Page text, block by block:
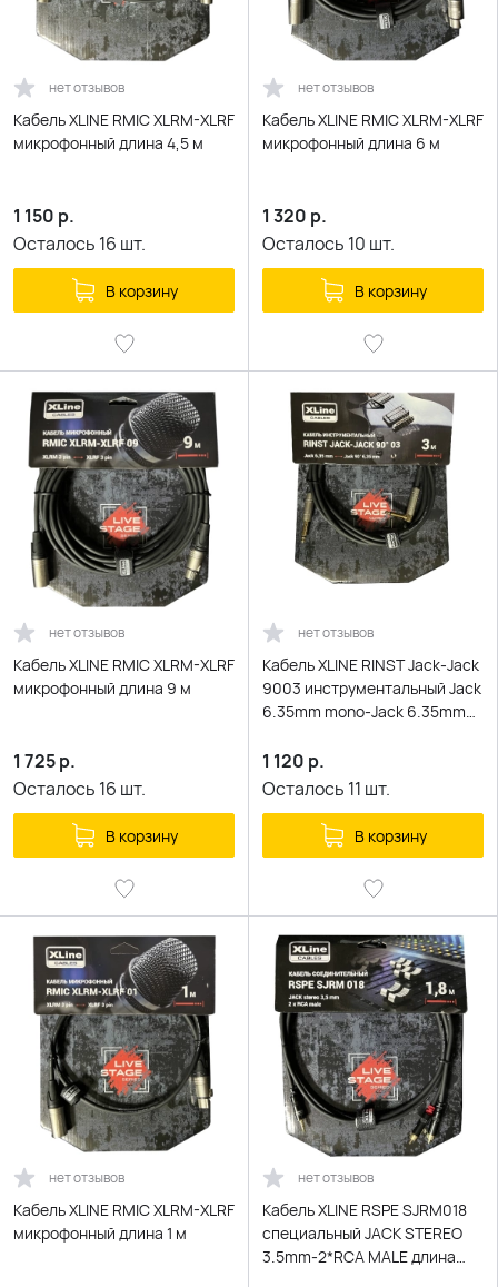
нет отзывов
Кабель XLINE RMIC XLRM-XLRF
микрофонный длина 4,5 м
1 150 р.
Осталось 16 шт.
В корзину
нет отзывов
Кабель XLINE RMIC XLRM-XLRF
микрофонный длина 6 м
1 320 р.
Осталось 10 шт.
В корзину
нет отзывов
Кабель XLINE RMIC XLRM-XLRF
микрофонный длина 9 м
1 725р.
Осталось 16 шт.
В корзину
нет отзывов
Кабель XLINE RINST Jack-Jack
9003 инструментальный Jack
6.35mm mono-Jack 6.35mm
1 120 р.
Осталось 11 шт.
В корзину
нет отзывов
Кабель XLINE RMIC XLRM-XLRF
микрофонный длина 1 м
нет отзывов
Кабель XLINE RSPE SJRM018
специальный JACK STEREO
3.5mm-2*RCA MALE длина